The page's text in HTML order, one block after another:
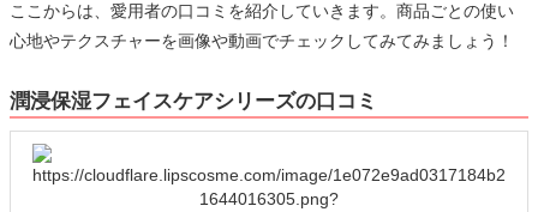
ここからは、愛用者の口コミを紹介していきます。商品ごとの使い
心地やテクスチャーを画像や動画でチェックしてみてみましょう！
潤浸保湿フェイスケアシリーズの口コミ